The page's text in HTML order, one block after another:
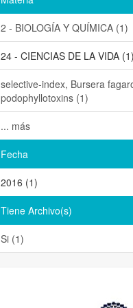
2 - BIOLOGÍA Y QUÍMICA (1)
24 - CIENCIAS DE LA VIDA (1)
selective-index, Bursera
podophyllotoxins (1)
... más
Fecha
2016 (1)
Tiene Archivo(s)
Si (1)